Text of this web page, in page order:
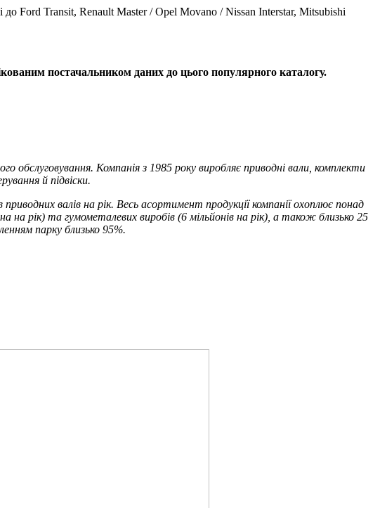
Ford Transit, Renault Master / Opel Movano / Nissan Interstar, Mitsubishi
постачальником даних до цього популярного каталогу.
Компанія з 1985 року виробляє приводні вали, комплекти
й підвіски.
валів на рік. Весь асортимент продукції компанії охоплює понад
рік) та гумометалевих виробів (6 мільйонів на рік), а також близько 25
парку близько 95%.